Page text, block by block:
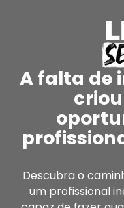
A falta de
Descubra o
um profissional